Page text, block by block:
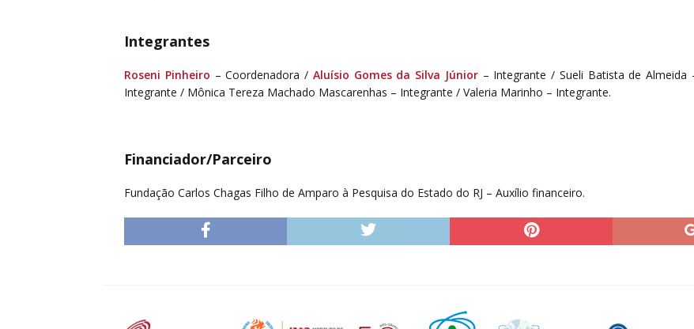
Integrantes
Roseni Pinheiro – Coordenadora / Aluísio Gomes da Silva Júnior– Integrante / Sueli Batista de Almeida
Integrante / Mônica Tereza Machado Mascarenhas – Integrante / Valeria Marinho – Integrante.
Financiador/Parceiro
Fundação Carlos Chagas Filho de Amparo à Pesquisa do Estado do RJ – Auxílio financeiro.